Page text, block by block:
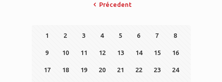
Précedent
1 2 3 4 5 6 7 8
9 10 11 12 13 14 15 16
17 18 19 20 21 22 23 24